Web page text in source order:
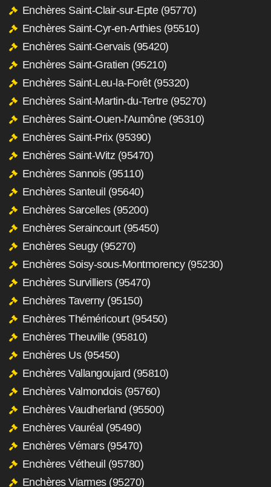
Enchères Saint-Clair-sur-Epte (95770)
Enchères Saint-Cyr-en-Arthies (95510)
Enchères Saint-Gervais (95420)
Enchères Saint-Gratien (95210)
Enchères Saint-Leu-la-Forêt (95320)
Enchères Saint-Martin-du-Tertre (95270)
Enchères Saint-Ouen-l'Aumône (95310)
Enchères Saint-Prix (95390)
Enchères Saint-Witz (95470)
Enchères Sannois (95110)
Enchères Santeuil (95640)
Enchères Sarcelles (95200)
Enchères Seraincourt (95450)
Enchères Seugy (95270)
Enchères Soisy-sous-Montmorency (95230)
Enchères Survilliers (95470)
Enchères Taverny (95150)
Enchères Théméricourt (95450)
Enchères Theuville (95810)
Enchères Us (95450)
Enchères Vallangoujard (95810)
Enchères Valmondois (95760)
Enchères Vaudherland (95500)
Enchères Vauréal (95490)
Enchères Vémars (95470)
Enchères Vétheuil (95780)
Enchères Viarmes (95270)